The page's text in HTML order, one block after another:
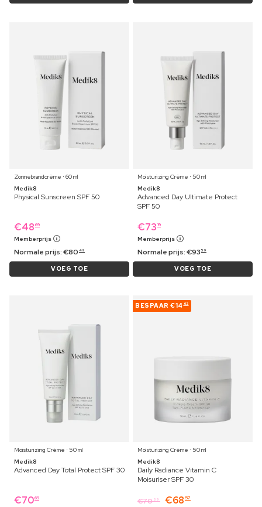
Zonnebrandcrème ⋅ 60 ml
Medik8
Physical Sunscreen SPF 50
€48 69
Memberprijs
Normale prijs:€80 49
VOEG TOE
Moisturizing Crème ⋅ 50 ml
Medik8
Advanced Day Ultimate Protect
SPF 50
€73 19
Memberprijs
Normale prijs:€93 59
VOEG TOE
Moisturizing Crème ⋅ 50 ml
Medik8
Advanced Day Total Protect SPF 30
€7069
BESPAAR €14 62
Moisturizing Crème ⋅ 50 ml
Medik8
Daily Radiance Vitamin C
Moisuriser SPF 30
€70 69 €68 57